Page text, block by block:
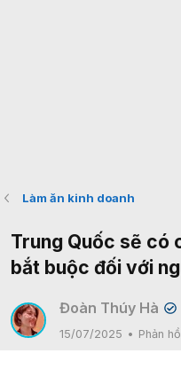
Làm ăn kinh doanh
Trung Quốc sẽ có
bắt buộc đối với
Đoàn Thúy Hà ✔
15/07/2025
Phản